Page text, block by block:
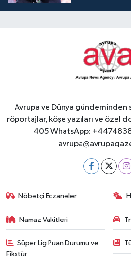
Avrupa ve Dünya gündeminden
röportajlar, köşe yazıları ve özel
405 WhatsApp:
Nöbetçi Eczaneler
Namaz Vakitleri
Süper Lig Puan Durumu ve
Fikstür